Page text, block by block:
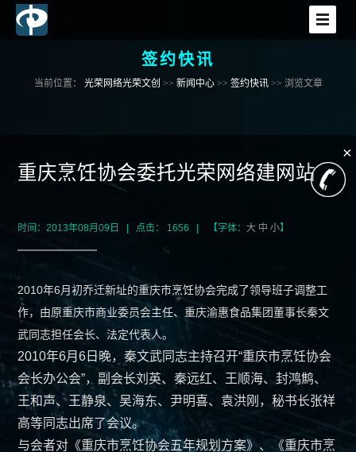
电商平台
软件开发
增值服务
商标软著
案例赏析
签约快讯
当前位置： 光荣网络光荣文创 >> 新闻中心>> 签约快讯>> 浏览文章
重庆烹饪协会委托光荣网络建网站
时间：2013年08月09日 | 点击： 1656 | 【字体：大 中 小】
2010年6月初乔迁新址的重庆市烹饪协会完成了领导班子调整工
作，由原重庆市商业委员会主任、重庆渝惠食品集团董事长秦文
武同志担任会长、法定代表人。
2010年6月6日晚，秦文武同志主持召开“重庆市烹饪协会
会长办公会”，副会长刘英、秦远红、王顺海、封鸿鹪、
王和声、王静泉、吴海东、尹明喜、袁洪刚，秘书长张祥
高等同志出席了会议。
与会者对《重庆市烹饪协会五年规划方案》、《重庆市烹
×